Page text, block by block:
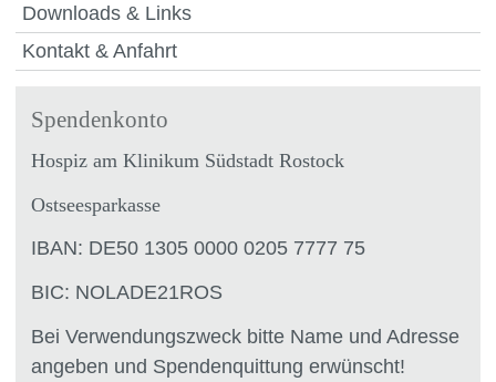
Downloads & Links
Kontakt & Anfahrt
Spendenkonto
Hospiz am Klinikum Südstadt Rostock
Ostseesparkasse
IBAN: DE50 1305 0000 0205 7777 75
BIC: NOLADE21ROS
Bei Verwendungszweck bitte Name und Adresse
angeben und Spendenquittung erwünscht!